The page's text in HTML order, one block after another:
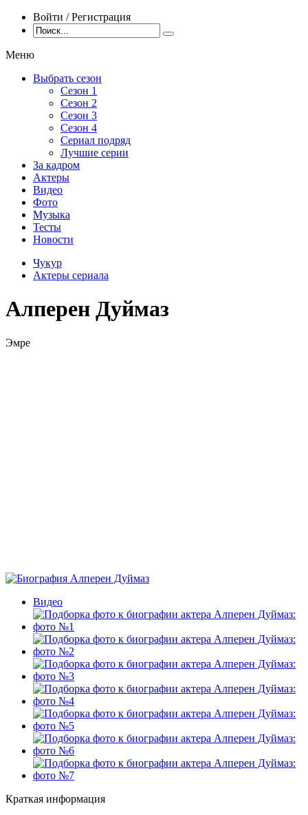
Войти / Регистрация
Меню
Выбрать сезон
Сезон 1
Сезон 2
Сезон 3
Сезон 4
Сериал подряд
Лучшие серии
За кадром
Актеры
Видео
Фото
Музыка
Тесты
Новости
Чукур
Актеры сериала
Алперен Дуймаз
Эмре
Видео
Краткая информация